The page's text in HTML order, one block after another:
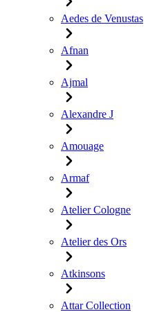
Aedes de Venustas
Afnan
Ajmal
Alexandre J
Amouage
Armaf
Atelier Cologne
Atelier des Ors
Atkinsons
Attar Collection